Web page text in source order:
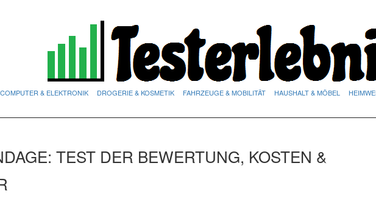
COMPUTER & ELEKTRONIK DROGERIE & KOSMETIK FAHRZEUGE & MOBILITÄT HAUSHALT & MÖBEL
TEST DER BEWERTUNG, KOSTEN &